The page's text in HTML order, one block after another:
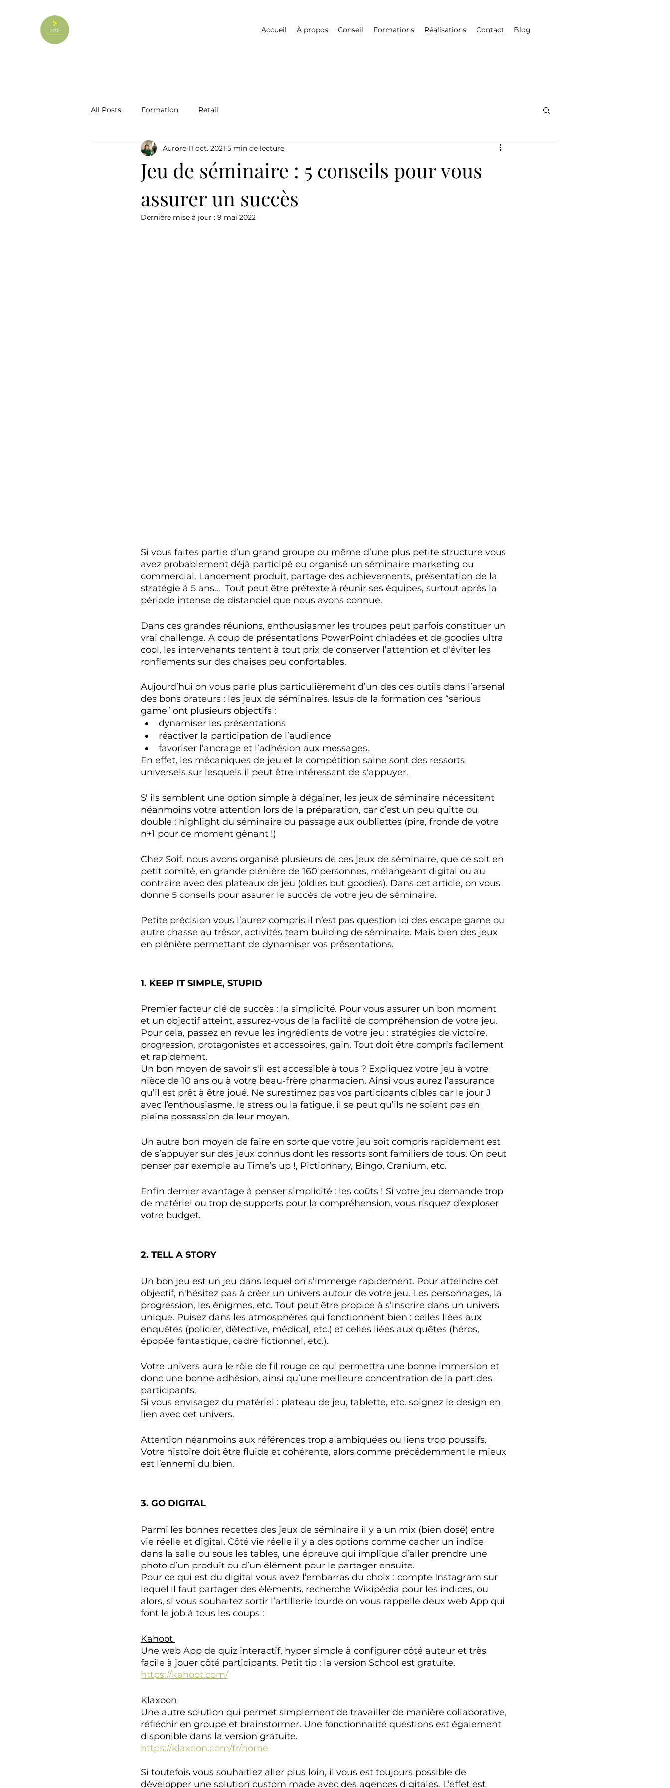
Accueil À propos Conseil Formations Réalisations Contact Blog
All Posts Formation Retail
Jeu de séminaire : 5 conseils pour vous
assurer un succès
Aurore 11 oct. 2021 5 min de lecture
Dernière mise à jour : 9 mai 2022
Si vous faites partie d’un grand groupe ou même d’une plus petite structure vous
avez probablement déjà participé ou organisé un séminaire marketing ou
commercial. Lancement produit, partage des achievements, présentation de la
stratégie à 5 ans…  Tout peut être prétexte à réunir ses équipes, surtout après la
période intense de distanciel que nous avons connue.
Dans ces grandes réunions, enthousiasmer les troupes peut parfois constituer un
vrai challenge. A coup de présentations PowerPoint chiadées et de goodies ultra
cool, les intervenants tentent à tout prix de conserver l’attention et d'éviter les
ronflements sur des chaises peu confortables.
Aujourd’hui on vous parle plus particulièrement d’un des ces outils dans l’arsenal
des bons orateurs : les jeux de séminaires. Issus de la formation ces “serious
game” ont plusieurs objectifs :
dynamiser les présentations
réactiver la participation de l’audience
favoriser l’ancrage et l’adhésion aux messages.
En effet, les mécaniques de jeu et la compétition saine sont des ressorts
universels sur lesquels il peut être intéressant de s'appuyer.
S' ils semblent une option simple à dégainer, les jeux de séminaire nécessitent
néanmoins votre attention lors de la préparation, car c’est un peu quitte ou
double : highlight du séminaire ou passage aux oubliettes (pire, fronde de votre
n+1 pour ce moment gênant !)
Chez Soif. nous avons organisé plusieurs de ces jeux de séminaire, que ce soit en
petit comité, en grande plénière de 160 personnes, mélangeant digital ou au
contraire avec des plateaux de jeu (oldies but goodies). Dans cet article, on vous
donne 5 conseils pour assurer le succès de votre jeu de séminaire.
Petite précision vous l’aurez compris il n’est pas question ici des escape game ou
autre chasse au trésor, activités team building de séminaire. Mais bien des jeux
en plénière permettant de dynamiser vos présentations.
1. KEEP IT SIMPLE, STUPID
Premier facteur clé de succès : la simplicité. Pour vous assurer un bon moment
et un objectif atteint, assurez-vous de la facilité de compréhension de votre jeu.
Pour cela, passez en revue les ingrédients de votre jeu : stratégies de victoire,
progression, protagonistes et accessoires, gain. Tout doit être compris facilement
et rapidement.
Un bon moyen de savoir s'il est accessible à tous ? Expliquez votre jeu à votre
nièce de 10 ans ou à votre beau-frère pharmacien. Ainsi vous aurez l’assurance
qu’il est prêt à être joué. Ne surestimez pas vos participants cibles car le jour J
avec l’enthousiasme, le stress ou la fatigue, il se peut qu’ils ne soient pas en
pleine possession de leur moyen.
Un autre bon moyen de faire en sorte que votre jeu soit compris rapidement est
de s’appuyer sur des jeux connus dont les ressorts sont familiers de tous. On peut
penser par exemple au Time’s up !, Pictionnary, Bingo, Cranium, etc.
Enfin dernier avantage à penser simplicité : les coûts ! Si votre jeu demande trop
de matériel ou trop de supports pour la compréhension, vous risquez d’exploser
votre budget.
2. TELL A STORY
Un bon jeu est un jeu dans lequel on s’immerge rapidement. Pour atteindre cet
objectif, n'hésitez pas à créer un univers autour de votre jeu. Les personnages, la
progression, les énigmes, etc. Tout peut être propice à s’inscrire dans un univers
unique. Puisez dans les atmosphères qui fonctionnent bien : celles liées aux
enquêtes (policier, détective, médical, etc.) et celles liées aux quêtes (héros,
épopée fantastique, cadre fictionnel, etc.).
Votre univers aura le rôle de fil rouge ce qui permettra une bonne immersion et
donc une bonne adhésion, ainsi qu’une meilleure concentration de la part des
participants.
Si vous envisagez du matériel : plateau de jeu, tablette, etc. soignez le design en
lien avec cet univers.
Attention néanmoins aux références trop alambiquées ou liens trop poussifs.
Votre histoire doit être fluide et cohérente, alors comme précédemment le mieux
est l’ennemi du bien.
3. GO DIGITAL
Parmi les bonnes recettes des jeux de séminaire il y a un mix (bien dosé) entre
vie réelle et digital. Côté vie réelle il y a des options comme cacher un indice
dans la salle ou sous les tables, une épreuve qui implique d’aller prendre une
photo d’un produit ou d’un élément pour le partager ensuite.
Pour ce qui est du digital vous avez l’embarras du choix : compte Instagram sur
lequel il faut partager des éléments, recherche Wikipédia pour les indices, ou
alors, si vous souhaitez sortir l’artillerie lourde on vous rappelle deux web App qui
font le job à tous les coups :
Kahoot
Une web App de quiz interactif, hyper simple à configurer côté auteur et très
facile à jouer côté participants. Petit tip : la version School est gratuite.
https://kahoot.com/
Klaxoon
Une autre solution qui permet simplement de travailler de manière collaborative,
réfléchir en groupe et brainstormer. Une fonctionnalité questions est également
disponible dans la version gratuite.
https://klaxoon.com/fr/home
Si toutefois vous souhaitiez aller plus loin, il vous est toujours possible de
développer une solution custom made avec des agences digitales. L’effet est